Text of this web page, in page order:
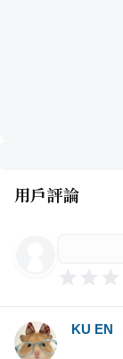
用戶評論
KU EN